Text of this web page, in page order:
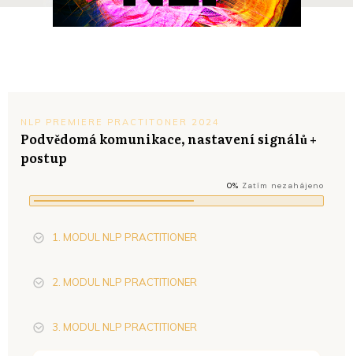
NLP PREMIERE PRACTITONER 2024
Podvědomá komunikace, nastavení signálů +
postup
0% Zatím nezahájeno
1. MODUL NLP PRACTITIONER
2. MODUL NLP PRACTITIONER
3. MODUL NLP PRACTITIONER